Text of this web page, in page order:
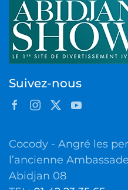
Suivez-nous
Cocody - Angré les
l’ancienne
Abidjan 08